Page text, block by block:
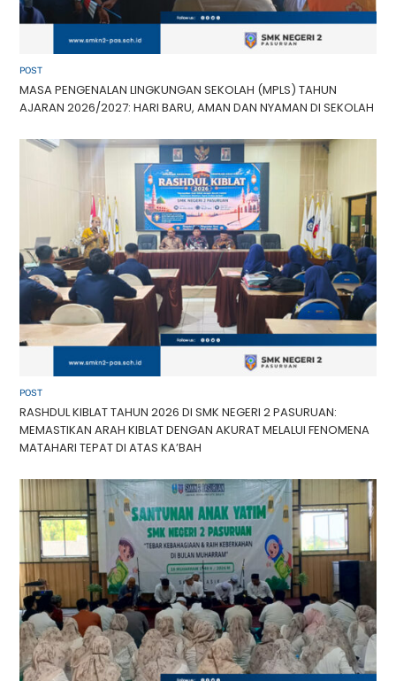
POST
MASA PENGENALAN LINGKUNGAN SEKOLAH (MPLS) TAHUN
AJARAN 2026/2027: HARI BARU, AMAN DAN NYAMAN DI SEKOLAH
POST
RASHDUL KIBLAT TAHUN 2026 DI SMK NEGERI 2 PASURUAN:
MEMASTIKAN ARAH KIBLAT DENGAN AKURAT MELALUI FENOMENA
MATAHARI TEPAT DI ATAS KA’BAH